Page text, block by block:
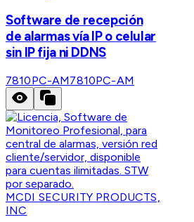
Software de recepción
de alarmas vía IP o celular
sin IP fija ni DDNS
7810PC-AM7810PC-AM
MCDI SECURITY PRODUCTS,
INC